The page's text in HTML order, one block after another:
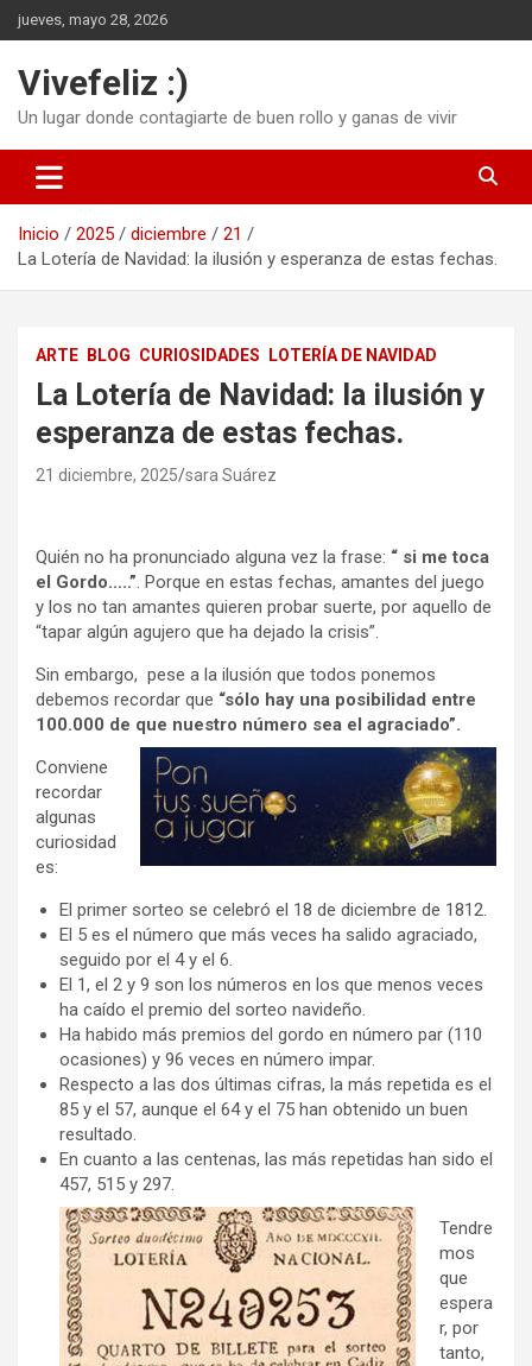
Saltar
al
jueves, mayo 28, 2026
Vivefeliz :)
Un lugar donde contagiarte de buen rollo y ganas de vivir
Inicio 2025 diciembre
21
La Lotería de Navidad: la ilusión y esperanza de estas fechas.
ARTE BLOG CURIOSIDADES LOTERÍA DE NAVIDAD
La Lotería de Navidad: la ilusión y
esperanza de estas fechas.
21 diciembre, 2025 sara Suárez
Quién no ha pronunciado alguna vez la frase: “ si me toca
el Gordo…..”. Porque en estas fechas, amantes del juego
y los no tan amantes quieren probar suerte, por aquello de
“tapar algún agujero que ha dejado la crisis”.
Sin embargo, pese a la ilusión que todos ponemos
debemos recordar que “sólo hay una posibilidad entre
100.000 de que nuestro número sea el agraciado”.
Conviene
recordar
algunas
curiosidad
es:
El primer sorteo se celebró el 18 de diciembre de 1812.
El 5 es el número que más veces ha salido agraciado,
seguido por el 4 y el 6.
El 1, el 2 y 9 son los números en los que menos veces
ha caído el premio del sorteo navideño.
Ha habido más premios del gordo en número par (110
ocasiones) y 96 veces en número impar.
Respecto a las dos últimas cifras, la más repetida es el
85 y el 57, aunque el 64 y el 75 han obtenido un buen
resultado.
En cuanto a las centenas, las más repetidas han sido el
457, 515 y 297.
Tendre
mos
que
espera
r, por
tanto,